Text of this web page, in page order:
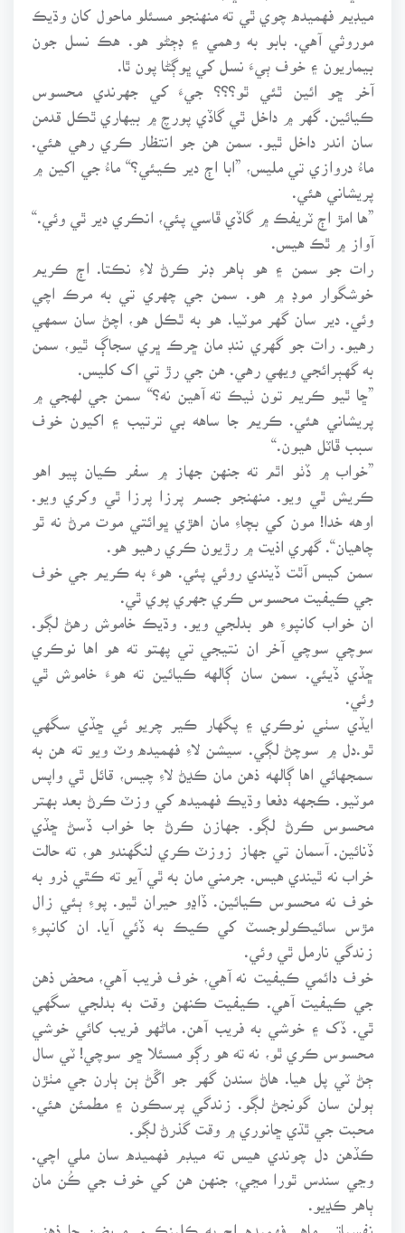
ميڊيم فهميده چوي ٿي ته منهنجو مسئلو ماحول کان وڌيڪ
موروثي آهي. بابو به وهمي ۽ ڊڄڻو هو. هڪ نسل جون
بيماريون ۽ خوف ٻيءَ نسل کي ڀوڳڻا پون ٿا.
آخر ڇو ائين ٿئي ٿو؟؟؟ جيءَ کي جهرندي محسوس
ڪيائين. گهر ۾ داخل ٿي گاڏي پورچ ۾ بيهاري ٿڪل قدمن
سان اندر داخل ٿيو. سمن هن جو انتظار ڪري رهي هئي.
ماءُ دروازي تي مليس، ”ابا اڄ دير ڪيئي؟“ ماءُ جي اکين ۾
پريشاني هئي.
”ها امڙ اڄ ٽريفڪ ۾ گاڏي ڦاسي پئي، انڪري دير ٿي وئي.“
آواز ۾ ٿڪ هيس.
رات جو سمن ۽ هو ٻاهر ڊنر ڪرڻ لاءِ نڪتا. اڄ ڪريم
خوشگوار موڊ ۾ هو. سمن جي چهري تي به مرڪ اچي
وئي. دير سان گهر موٽيا. هو به ٿڪل هو، اچڻ سان سمهي
رهيو. رات جو گهري ننڊ مان ڇرڪ ڀري سجاڳ ٿيو، سمن
به گهٻرائجي ويهي رهي. هن جي رڙ تي اک کليس.
”ڇا ٿيو ڪريم تون ٺيڪ ته آهين نه؟“ سمن جي لهجي ۾
پريشاني هئي. ڪريم جا ساهه بي ترتيب ۽ اکيون خوف
سبب ڦاٽل هيون.“
”خواب ۾ ڏٺو اٿم ته جنهن جهاز ۾ سفر ڪيان پيو اهو
ڪريش ٿي ويو. منهنجو جسم پرزا پرزا ٿي وکري ويو.
اوهه خدا! مون کي بچاءِ مان اهڙي ڀوائتي موت مرڻ نه ٿو
چاهيان“. گهري اذيت ۾ رڙيون ڪري رهيو هو.
سمن کيس آٿت ڏيندي روئي پئي. هوءَ به ڪريم جي خوف
جي ڪيفيت محسوس ڪري جهري پوي ٿي.
ان خواب کانپوءِ هو بدلجي ويو. وڌيڪ خاموش رهڻ لڳو.
سوچي سوچي آخر ان نتيجي تي پهتو ته هو اها نوڪري
ڇڏي ڏيئي. سمن سان ڳالهه ڪيائين ته هوءَ خاموش ٿي
ايڏي سٺي نوڪري ۽ پگهار ڪير چريو ئي ڇڏي سگهي
ٿو.دل ۾ سوچڻ لڳي. سيشن لاءِ فهميده وٽ ويو ته هن به
سمجهائي اها ڳالهه ذهن مان ڪڍڻ لاءِ چيس، قائل ٿي واپس
موٽيو. ڪجهه دفعا وڌيڪ فهميده کي وزٽ ڪرڻ بعد بهتر
محسوس ڪرڻ لڳو. جهازن ڪرڻ جا خواب ڏسڻ ڇڏي
ڏنائين. آسمان تي جهاز زوزٽ ڪري لنگهندو هو، ته حالت
خراب نه ٿيندي هيس. جرمني مان به ٿي آيو ته ڪٿي ذرو به
خوف نه محسوس ڪيائين. ڏاڍو حيران ٿيو. پوءِ ٻئي زال
مڙس سائيڪولوجسٽ کي ڪيڪ به ڏئي آيا. ان کانپوءِ
زندگي نارمل ٿي وئي.
خوف دائمي ڪيفيت نه آهي، خوف فريب آهي، محض ذهن
جي ڪيفيت آهي. ڪيفيت ڪنهن وقت به بدلجي سگهي
ٿي. ڏک ۽ خوشي به فريب آهن. ماڻهو فريب کائي خوشي
محسوس ڪري ٿو، نه ته هو رڳو مسئلا ڇو سوچي! ٽي سال
ڄڻ ٽي پل هيا. هاڻ سندن گهر جو اڱڻ ٻن ٻارن جي مٺڙن
ٻولن سان گونجڻ لڳو. زندگي پرسڪون ۽ مطمئن هئي.
محبت جي ٿڌي ڇانوري ۾ وقت گذرڻ لڳو.
ڪڏهن دل چوندي هيس ته ميڊم فهميده سان ملي اچي.
وڃي سندس ٿورا مڃي، جنهن هن کي خوف جي ڪُن مان
ٻاهر ڪڍيو.
نفسياتي ماهر فهميده اڄ به ڪلينڪ ۾ مريضن جا ذهني